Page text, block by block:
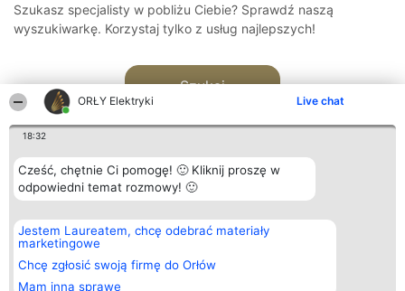
ORŁY Elektryki Live chat
18:32
Cześć, chętnie Ci pomogę! 🙂 Kliknij proszę w
odpowiedni temat rozmowy! 🙂
Jestem Laureatem, chcę odebrać materiały
marketingowe
Chcę zgłosić swoją firmę do Orłów
Mam inną sprawę
Szukasz specjalisty w pobliżu Ciebie? Sprawdź naszą
wyszukiwarkę. Korzystaj tylko z usług najlepszych!
Szukaj
Organizator plebiscytu
Bright Side Solutions sp. z o.
o. sp. k.
ul. Ruska 22
Wrocław 50-079
KRS 0000749100 | Regon
Plebiscyt
Laureaci
wszystkich
Laureatów
Kontakt
Kontakt